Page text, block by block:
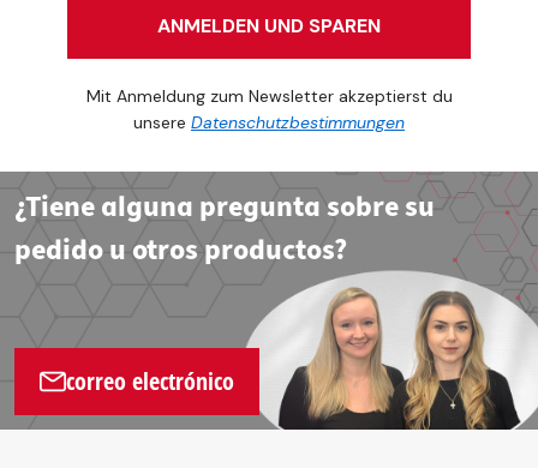
ANMELDEN UND SPAREN
Mit Anmeldung zum Newsletter akzeptierst du
unsere Datenschutzbestimmungen
¿Tiene alguna pregunta sobre su
pedido u otros productos?
correo electrónico